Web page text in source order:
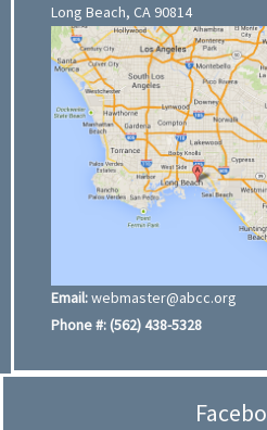
Long Beach, CA 90814
Email:webmaster@abcc.org
Phone #:(562) 438-5328